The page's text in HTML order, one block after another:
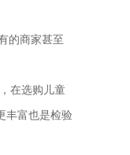
的商家甚至
在选购儿童
丰富也是检验